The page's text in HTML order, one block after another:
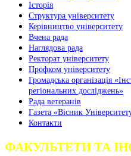
Історія
Структура університету
Керівництво університету
Вчена рада
Наглядова рада
Ректорат університету
Профком університету
Громадська організація
регіональних досліджень»
Рада ветеранів
Газета «Вісник
Контакти
ФАКУЛЬТЕТИ ТА